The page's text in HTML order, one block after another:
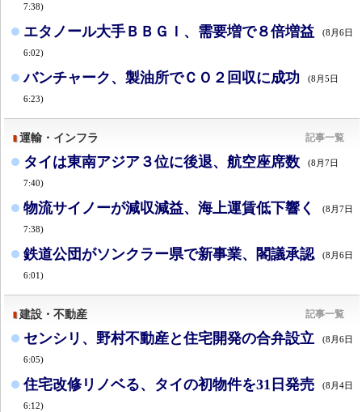
7:38)
エタノール大手ＢＢＧＩ、需要増で８倍増益 (8月6日
6:02)
バンチャーク、製油所でＣＯ２回収に成功 (8月5日
6:23)
運輸・インフラ 記事一覧
タイは東南アジア３位に後退、航空座席数 (8月7日
7:40)
物流サイノーが減収減益、海上運賃低下響く (8月7日
7:38)
鉄道公団がソンクラー県で新事業、閣議承認 (8月6日
6:01)
建設・不動産 記事一覧
センシリ、野村不動産と住宅開発の合弁設立 (8月6日
6:05)
住宅改修リノベる、タイの初物件を31日発売 (8月4日
6:12)